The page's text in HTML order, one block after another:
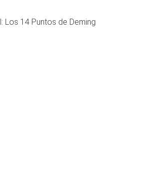
Los 14 Puntos de Deming